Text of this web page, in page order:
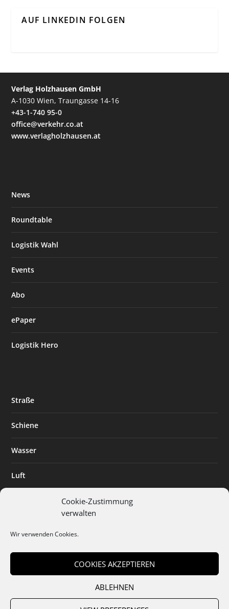
Cookie-Zustimmung
verwalten
Wir verwenden Cookies.
COOKIES AKZEPTIEREN
ABLEHNEN
AUF LINKEDIN FOLGEN
Verlag Holzhausen GmbH
A-1030 Wien, Traungasse 14-16
+43-1-740 95-0
office@verkehr.co.at
www.verlagholzhausen.at
News
Roundtable
Logistik Wahl
Events
Abo
ePaper
Logistik Hero
Straße
Schiene
Wasser
Luft
Digitalisierung
Mediadaten Cookies Datenschutz